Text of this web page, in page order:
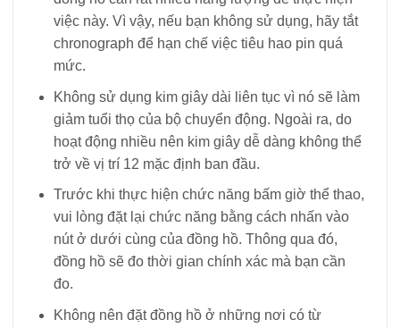
đo.
Không nên đặt đồng hồ ở những nơi có từ
trường mạnh như TV, loa âm thanh … vì đồng hồ
linh kiện bên trong.
Khi sử dụng đồng hồ, cần kiểm tra các núm vặn
thường xuyên để đảm bảo chúng được khóa an
Để đồng hồ hoạt động ổn định, hiệu quả và đủ
năng lượng, bạn nên lên dây cót đồng hồ
thường xuyên hoặc thay pin đồng hồ thường
xuyên.
Hạn chế để đồng hồ bị sốc. Những va chạm